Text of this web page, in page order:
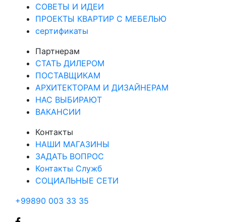
СОВЕТЫ И ИДЕИ
ПРОЕКТЫ КВАРТИР С МЕБЕЛЬЮ
сертификаты
Партнерам
СТАТЬ ДИЛЕРОМ
ПОСТАВЩИКАМ
АРХИТЕКТОРАМ И ДИЗАЙНЕРАМ
НАС ВЫБИРАЮТ
ВАКАНСИИ
Контакты
НАШИ МАГАЗИНЫ
ЗАДАТЬ ВОПРОС
Контакты Служб
СОЦИАЛЬНЫЕ СЕТИ
+99890 003 33 35